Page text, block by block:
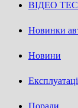
ВІДЕО
Новинки
Новини
Поради